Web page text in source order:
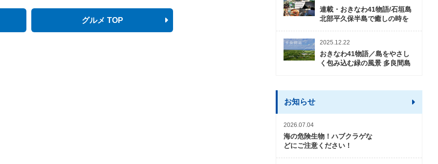
グルメ TOP
連載・おきなわ41物語/石垣島
北部平久保半島で癒しの時を
2025.12.22
おきなわ41物語／島をやさし
く包み込む緑の風景 多良間島
お知らせ
2026.07.04
海の危険生物！ハブクラゲな
どにご注意ください！